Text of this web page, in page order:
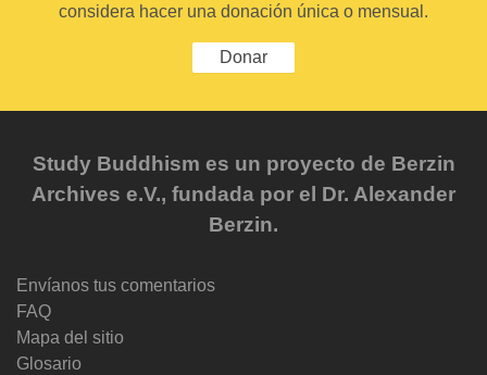
considera hacer una donación única o mensual.
Donar
Study Buddhism es un proyecto de Berzin
Archives e.V., fundada por el Dr. Alexander
Berzin.
Envíanos tus comentarios
FAQ
Mapa del sitio
Glosario